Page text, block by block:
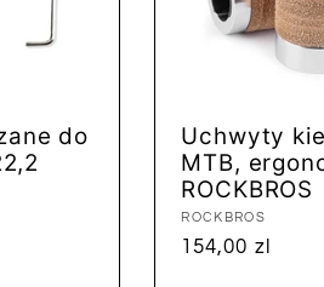
do
Uchwyty
MTB,
ROCKBROS
Dostawca:
ROCKBROS
Cena
154,00 zl